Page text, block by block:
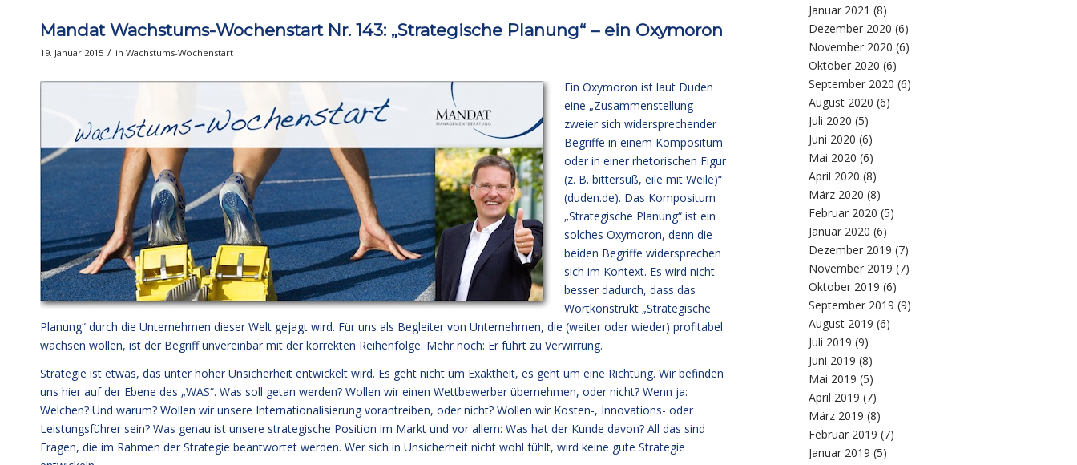
Mandat Wachstums-Wochenstart Nr. 143: „Strategische Planung“ – ein Oxymoron
19. Januar 2015 / in Wachstums-Wochenstart
Ein Oxymoron ist laut Duden
eine „Zusammenstellung
zweier sich widersprechender
Begriffe in einem Kompositum
oder in einer rhetorischen Figur
(z. B. bittersüß, eile mit Weile)“
(duden.de). Das Kompositum
„Strategische Planung“ ist ein
solches Oxymoron, denn die
beiden Begriffe widersprechen
sich im Kontext. Es wird nicht
besser dadurch, dass das
Wortkonstrukt „Strategische
Planung“ durch die Unternehmen dieser Welt gejagt wird. Für uns als Begleiter von Unternehmen, die (weiter oder wieder) profitabel
wachsen wollen, ist der Begriff unvereinbar mit der korrekten Reihenfolge. Mehr noch: Er führt zu Verwirrung.
Strategie ist etwas, das unter hoher Unsicherheit entwickelt wird. Es geht nicht um Exaktheit, es geht um eine Richtung. Wir befinden
uns hier auf der Ebene des „WAS“. Was soll getan werden? Wollen wir einen Wettbewerber übernehmen, oder nicht? Wenn ja:
Welchen? Und warum? Wollen wir unsere Internationalisierung vorantreiben, oder nicht? Wollen wir Kosten-, Innovations- oder
Leistungsführer sein? Was genau ist unsere strategische Position im Markt und vor allem: Was hat der Kunde davon? All das sind
Fragen, die im Rahmen der Strategie beantwortet werden. Wer sich in Unsicherheit nicht wohl fühlt, wird keine gute Strategie
Januar 2021 (8)
Dezember 2020 (6)
November 2020 (6)
Oktober 2020 (6)
September 2020 (6)
August 2020 (6)
Juli 2020 (5)
Juni 2020 (6)
Mai 2020 (6)
April 2020 (8)
März 2020 (8)
Februar 2020 (5)
Januar 2020 (6)
Dezember 2019 (7)
November 2019 (7)
Oktober 2019 (6)
September 2019 (9)
August 2019 (6)
Juli 2019 (9)
Juni 2019 (8)
Mai 2019 (5)
April 2019 (7)
März 2019 (8)
Februar 2019 (7)
Januar 2019 (5)